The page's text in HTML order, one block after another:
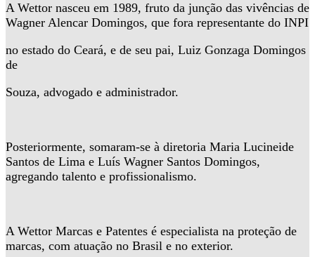
A Wettor nasceu em 1989, fruto da junção das vivências de
Wagner Alencar Domingos, que fora representante do INPI
no estado do Ceará, e de seu pai, Luiz Gonzaga Domingos
de
Souza, advogado e administrador.
Posteriormente, somaram-se à diretoria Maria Lucineide
Santos de Lima e Luís Wagner Santos Domingos,
agregando talento e profissionalismo.
A Wettor Marcas e Patentes é especialista na proteção de
marcas, com atuação no Brasil e no exterior.